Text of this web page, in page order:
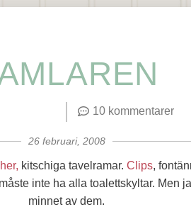
10 kommentarer
26 februari, 2008
kitschiga tavelramar. Clips,
inte ha alla toalettskyltar. Men
minnet av dem.